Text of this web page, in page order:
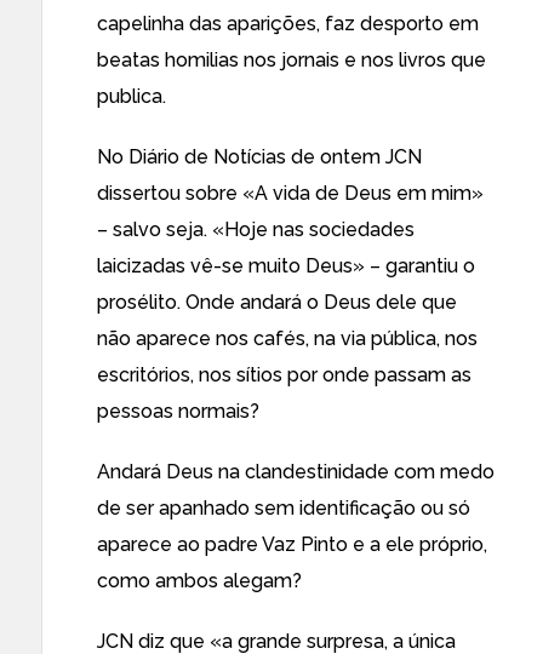
capelinha das aparições, faz desporto em
beatas homilias nos jornais e nos livros que
publica.
No Diário de Notícias de ontem JCN
dissertou sobre «A vida de Deus em mim»
– salvo seja. «Hoje nas sociedades
laicizadas vê-se muito Deus» – garantiu o
prosélito. Onde andará o Deus dele que
não aparece nos cafés, na via pública, nos
escritórios, nos sítios por onde passam as
pessoas normais?
Andará Deus na clandestinidade com medo
de ser apanhado sem identificação ou só
aparece ao padre Vaz Pinto e a ele próprio,
como ambos alegam?
JCN diz que «a grande surpresa, a única